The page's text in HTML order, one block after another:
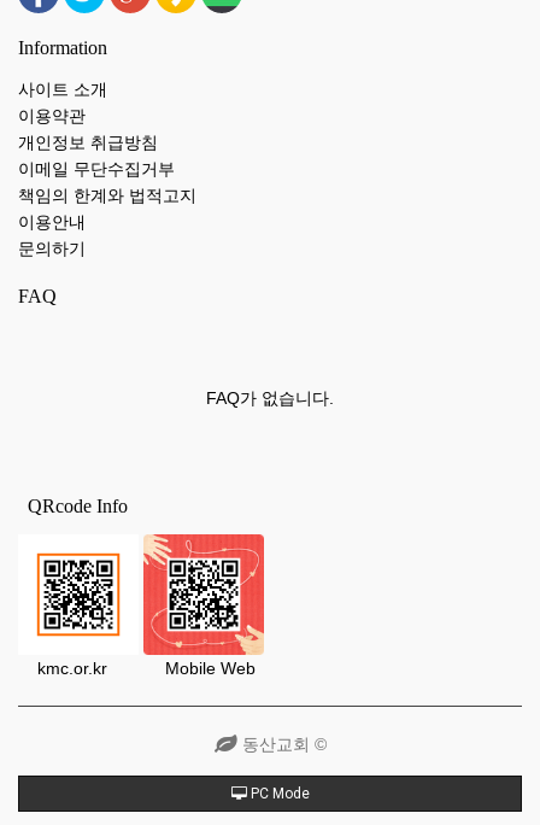
Information
사이트 소개
이용약관
개인정보 취급방침
이메일 무단수집거부
책임의 한계와 법적고지
이용안내
문의하기
FAQ
FAQ가 없습니다.
QRcode Info
kmc.or.kr Mobile Web
동산교회 ©
PC Mode